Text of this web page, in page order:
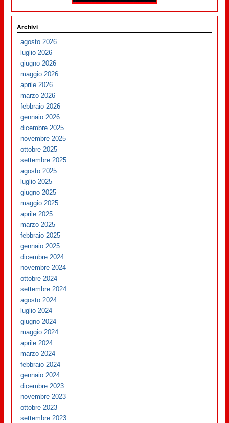
Archivi
agosto 2026
luglio 2026
giugno 2026
maggio 2026
aprile 2026
marzo 2026
febbraio 2026
gennaio 2026
dicembre 2025
novembre 2025
ottobre 2025
settembre 2025
agosto 2025
luglio 2025
giugno 2025
maggio 2025
aprile 2025
marzo 2025
febbraio 2025
gennaio 2025
dicembre 2024
novembre 2024
ottobre 2024
settembre 2024
agosto 2024
luglio 2024
giugno 2024
maggio 2024
aprile 2024
marzo 2024
febbraio 2024
gennaio 2024
dicembre 2023
novembre 2023
ottobre 2023
settembre 2023